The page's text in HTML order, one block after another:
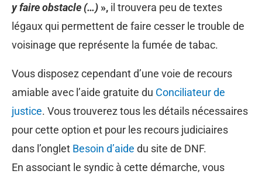
y faire obstacle (…) », il trouvera peu de textes
légaux qui permettent de faire cesser le trouble de
voisinage que représente la fumée de tabac.
Vous disposez cependant d’une voie de recours
amiable avec l’aide gratuite du Conciliateur de
justice. Vous trouverez tous les détails nécessaires
pour cette option et pour les recours judiciaires
dans l’onglet Besoin d’aide du site de DNF.
En associant le syndic à cette démarche, vous